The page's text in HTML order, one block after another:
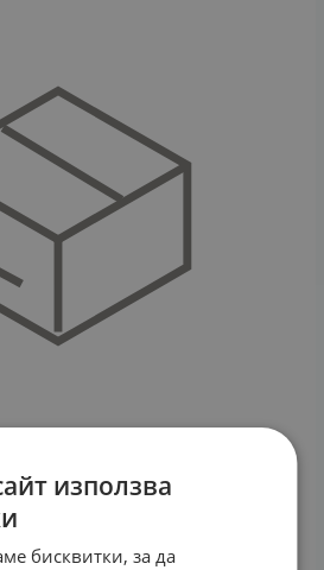
DERMALLERGO ЛЕК КРЕМ
мл 788847
€ / 44.57 лв.
използва
бисквитки, за да